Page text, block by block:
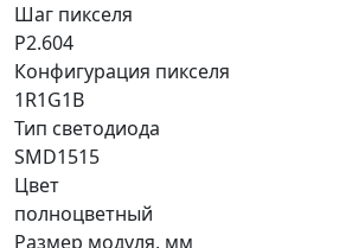
Шаг пикселя
P2.604
Конфигурация пикселя
1R1G1B
Тип светодиода
SMD1515
Цвет
полноцветный
Размер модуля, мм